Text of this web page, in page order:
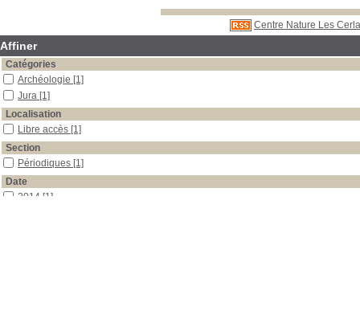
Centre Nature Les
Affiner
Catégories
Archéologie [1]
Jura [1]
Localisation
Libre accès [1]
Section
Périodiques [1]
Date
2014 [1]